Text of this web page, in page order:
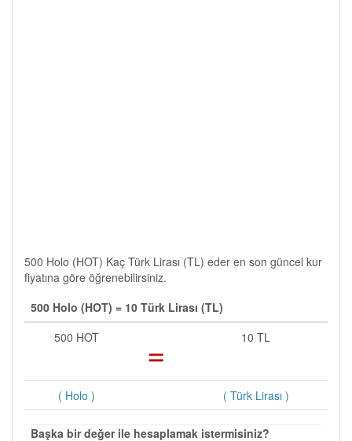
500 Holo (HOT) Kaç Türk Lirası (TL) eder en son güncel kur
fiyatına göre öğrenebilirsiniz.
500 Holo (HOT) = 10 Türk Lirası (TL)
500 HOT
= 10 TL
( Holo ) ( Türk Lirası )
Başka bir değer ile hesaplamak istermisiniz?